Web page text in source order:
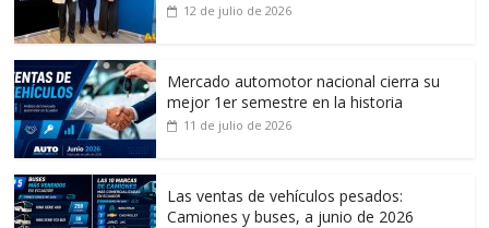
12 de julio de 2026
Mercado automotor nacional cierra su
mejor 1er semestre en la historia
11 de julio de 2026
Las ventas de vehículos pesados:
Camiones y buses, a junio de 2026